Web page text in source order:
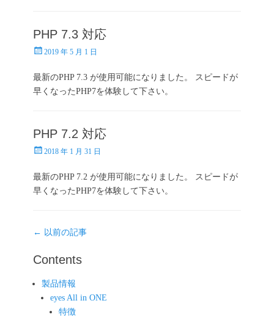
PHP 7.3 対応
投
日
2019 年 5 月 1 日
最新のPHP 7.3 が使用可能になりました。 スピードが
早くなったPHP7を体験して下さい。
PHP 7.2 対応
投
日
2018 年 1 月 31 日
最新のPHP 7.2 が使用可能になりました。 スピードが
早くなったPHP7を体験して下さい。
投
ナ
ゲ
ー
← 以前の記事
Contents
製品情報
eyes All in ONE
特徴